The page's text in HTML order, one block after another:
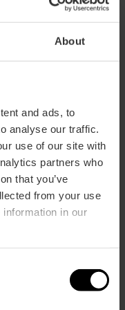
About
and ads, to
analyse our traffic.
use of our site with
partners who
that you’ve
from your use
in our